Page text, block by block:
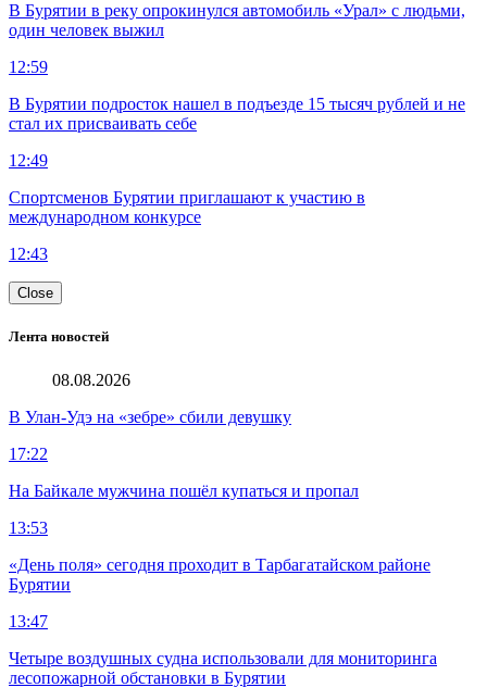
В Бурятии в реку опрокинулся автомобиль «Урал» с людьми,
один человек выжил
12:59
В Бурятии подросток нашел в подъезде 15 тысяч рублей и не
стал их присваивать себе
12:49
Спортсменов Бурятии приглашают к участию в
международном конкурсе
12:43
Close
Лента новостей
08.08.2026
В Улан-Удэ на «зебре» сбили девушку
17:22
На Байкале мужчина пошёл купаться и пропал
13:53
«День поля» сегодня проходит в Тарбагатайском районе
Бурятии
13:47
Четыре воздушных судна использовали для мониторинга
лесопожарной обстановки в Бурятии